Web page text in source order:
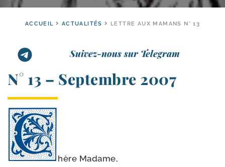
ACCUEIL ACTUALITÉS LETTRE AUX MAMANS N° 13
Suivez-nous sur Telegram
N° 13 – Septembre 2007
hère Madame,